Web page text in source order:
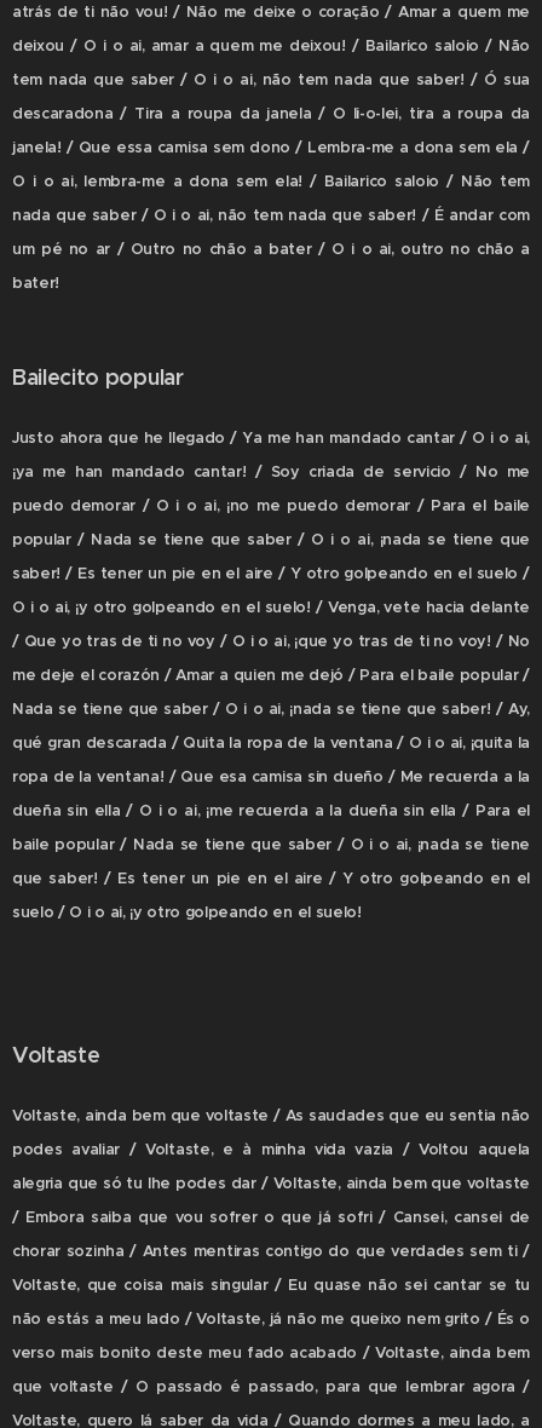
atrás de ti não vou! / Não me deixe o coração / Amar a quem me
deixou / O i o ai, amar a quem me deixou! / Bailarico saloio / Não
tem nada que saber / O i o ai, não tem nada que saber! / Ó sua
descaradona / Tira a roupa da janela / O li-o-lei, tira a roupa da
janela! / Que essa camisa sem dono / Lembra-me a dona sem ela /
O i o ai, lembra-me a dona sem ela! / Bailarico saloio / Não tem
nada que saber / O i o ai, não tem nada que saber! / É andar com
um pé no ar / Outro no chão a bater / O i o ai, outro no chão a
bater!
Bailecito popular
Justo ahora que he llegado / Ya me han mandado cantar / O i o ai,
¡ya me han mandado cantar! / Soy criada de servicio / No me
puedo demorar / O i o ai, ¡no me puedo demorar / Para el baile
popular / Nada se tiene que saber / O i o ai, ¡nada se tiene que
saber! / Es tener un pie en el aire / Y otro golpeando en el suelo /
O i o ai, ¡y otro golpeando en el suelo! / Venga, vete hacia delante
/ Que yo tras de ti no voy / O i o ai, ¡que yo tras de ti no voy! / No
me deje el corazón / Amar a quien me dejó / Para el baile popular /
Nada se tiene que saber / O i o ai, ¡nada se tiene que saber! / Ay,
qué gran descarada / Quita la ropa de la ventana / O i o ai, ¡quita la
ropa de la ventana! / Que esa camisa sin dueño / Me recuerda a la
dueña sin ella / O i o ai, ¡me recuerda a la dueña sin ella / Para el
baile popular / Nada se tiene que saber / O i o ai, ¡nada se tiene
que saber! / Es tener un pie en el aire / Y otro golpeando en el
suelo / O i o ai, ¡y otro golpeando en el suelo!
Voltaste
Voltaste, ainda bem que voltaste / As saudades que eu sentia não
podes avaliar / Voltaste, e à minha vida vazia / Voltou aquela
alegria que só tu lhe podes dar / Voltaste, ainda bem que voltaste
/ Embora saiba que vou sofrer o que já sofri / Cansei, cansei de
chorar sozinha / Antes mentiras contigo do que verdades sem ti /
Voltaste, que coisa mais singular / Eu quase não sei cantar se tu
não estás a meu lado / Voltaste, já não me queixo nem grito / És o
verso mais bonito deste meu fado acabado / Voltaste, ainda bem
que voltaste / O passado é passado, para que lembrar agora /
Voltaste, quero lá saber da vida / Quando dormes a meu lado, a